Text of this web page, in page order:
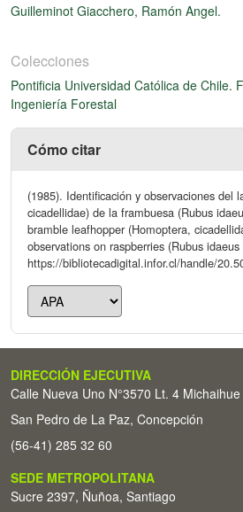
Guilleminot Giacchero, Ramón Angel.
Colecciones
Pontificia Universidad Católica de Chile.
Ingeniería Forestal
Cómo citar
(1985). Identificación y observaciones del
cicadellidae) de la frambuesa (Rubus
bramble leafhopper (Homoptera,
observations on raspberries (Rubus
https://bibliotecadigital.infor.cl/handle/
DIRECCIÓN EJECUTIVA
Calle Nueva Uno N°3570 Lt. 4 Michaihue
San Pedro de La Paz, Concepción
(56-41) 285 32 60
SEDE METROPOLITANA
Sucre 2397, Ñuñoa, Santiago